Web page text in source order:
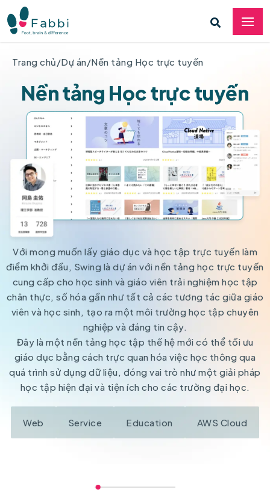
Trang chủ/Dự án/Nền tảng Học trực tuyến
Nền tảng Học trực tuyến
Với mong muốn lấy giáo dục và học tập trực tuyến làm
điểm khởi đầu, Swing là dự án với nền tảng học trực tuyến
cung cấp cho học sinh và giáo viên trải nghiệm học tập
chân thực, số hóa gần như tất cả các tương tác giữa giáo
viên và học sinh, tạo ra một môi trường học tập chuyên
nghiệp và đáng tin cậy.
Đây là một nền tảng học tập thế hệ mới có thể tối ưu
giáo dục bằng cách trực quan hóa việc học thông qua
quá trình sử dụng dữ liệu, đóng vai trò như một giải pháp
học tập hiện đại và tiện ích cho các trường đại học.
Web Service Education AWS Cloud